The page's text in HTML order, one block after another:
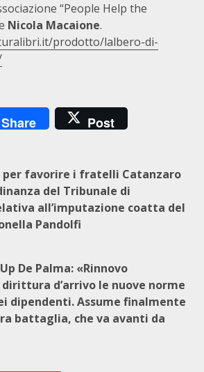
“People Help the
Nicola Macaione.
prodotto/lalbero-di-
Share Post
per favorire i fratelli Catanzaro
del Tribunale di
all’imputazione coatta del
Pandolfi
De Palma: «Rinnovo
d’arrivo le nuove norme
dipendenti. Assume finalmente
battaglia, che va avanti da